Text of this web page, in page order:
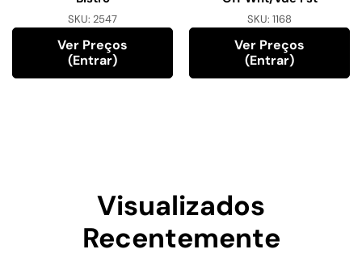
SKU: 2547
Ver Preços
(entrar)
SKU: 1168
Ver Preços
(entrar)
Visualizados
Recentemente